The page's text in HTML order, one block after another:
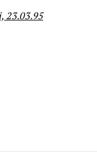
23.03.95